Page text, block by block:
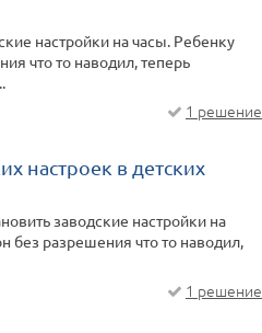
настройки на часы. Ребенку
что то наводил, теперь
1 решение
настроек в детских
заводские настройки на
без разрешения что то наводил,
1 решение